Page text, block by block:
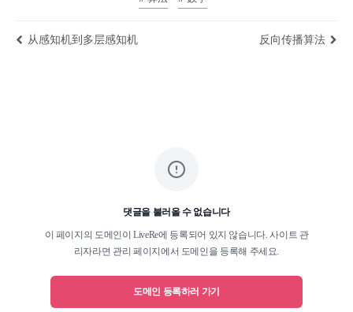
从感知机到多层感知机 反向传播算法